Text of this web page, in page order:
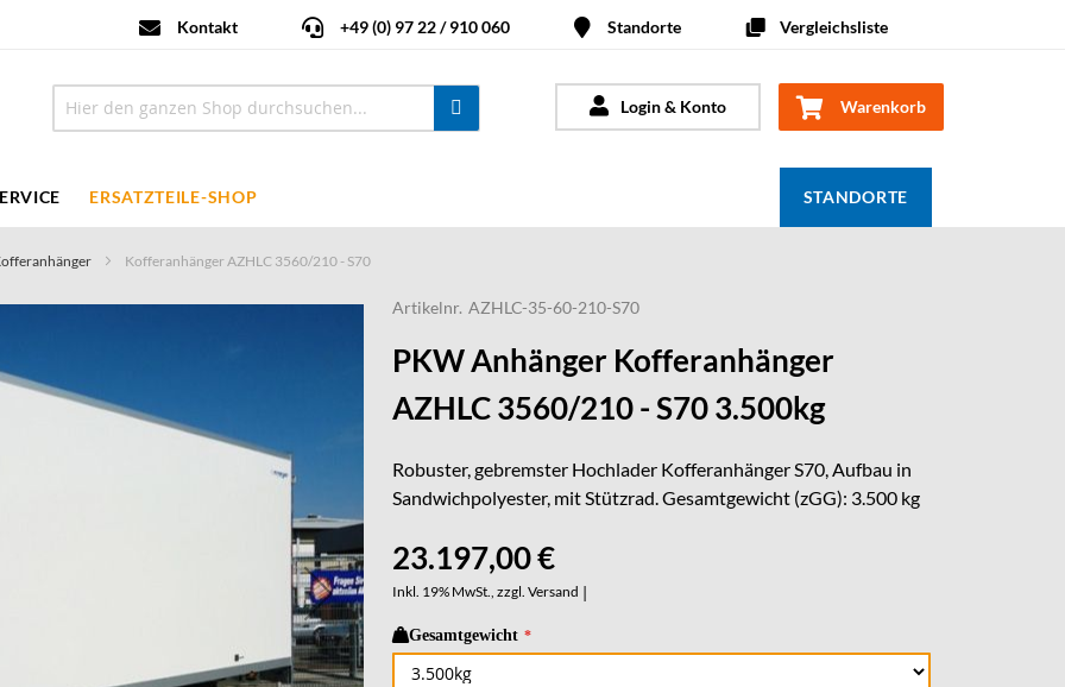
Kontakt +49 (0) 97 22 / 910 060 Standorte Vergleichsliste
Warenkorb
Login & Konto
ERSATZTEILE-SHOP STANDORTE
Kofferanhänger AZHLC 3560/210 - S70
Artikelnr. AZHLC-35-60-210-S70
PKW Anhänger Kofferanhänger
AZHLC 3560/210 - S70 3.500kg
Robuster, gebremster Hochlader Kofferanhänger S70, Aufbau in
Sandwichpolyester, mit Stützrad. Gesamtgewicht (zGG): 3.500 kg
23.197,00 €
Inkl. 19% MwSt., zzgl.Versand |
Gesamtgewicht